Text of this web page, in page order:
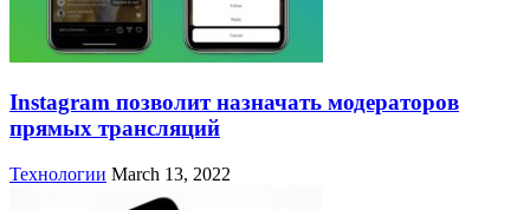
Instagram позволит назначать модераторов
прямых трансляций
Технологии March 13, 2022